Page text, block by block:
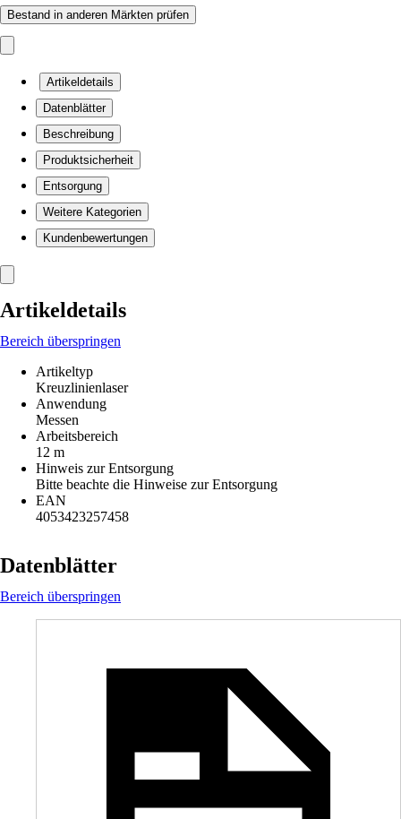
Bestand in anderen Märkten prüfen
Artikeldetails
Datenblätter
Beschreibung
Produktsicherheit
Entsorgung
Weitere Kategorien
Kundenbewertungen
Artikeldetails
Bereich überspringen
Artikeltyp
Kreuzlinienlaser
Anwendung
Messen
Arbeitsbereich
12 m
Hinweis zur Entsorgung
Bitte beachte die Hinweise zur Entsorgung
EAN
4053423257458
Datenblätter
Bereich überspringen